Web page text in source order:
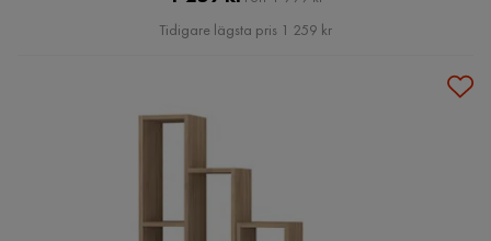
Pris
Tidigare lägsta pris 1 259 kr